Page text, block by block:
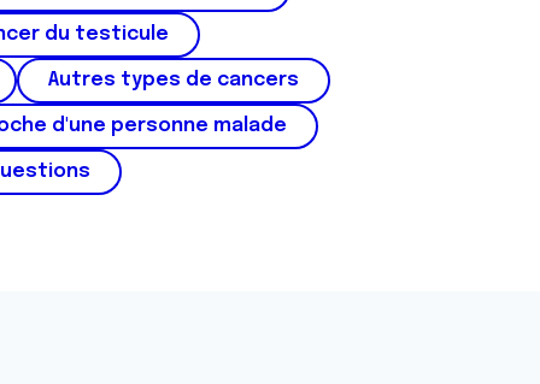
du testicule
Autres types de cancers
d'une personne malade